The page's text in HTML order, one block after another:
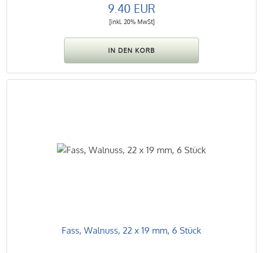
9.40 EUR
[inkl. 20% MwSt]
Fass, Walnuss, 22 x 19 mm, 6 Stück